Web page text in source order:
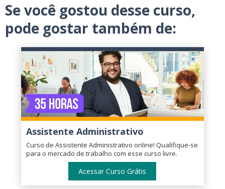
Se você gostou desse curso,
pode gostar também de:
Assistente Administrativo
Curso de Assistente Administrativo online! Qualifique-se
para o mercado de trabalho com esse curso livre.
Acessar Curso Grátis